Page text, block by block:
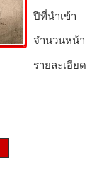
ปีที่นำเข้า
จำนวนหน้า
รายละเอียด